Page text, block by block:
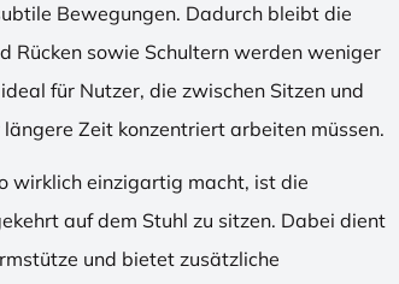
Bewegungen. Dadurch bleibt die
Rücken sowie Schultern werden weniger
für Nutzer, die zwischen Sitzen und
Zeit konzentriert arbeiten müssen.
wirklich einzigartig macht, ist die
auf dem Stuhl zu sitzen. Dabei dient
und bietet zusätzliche